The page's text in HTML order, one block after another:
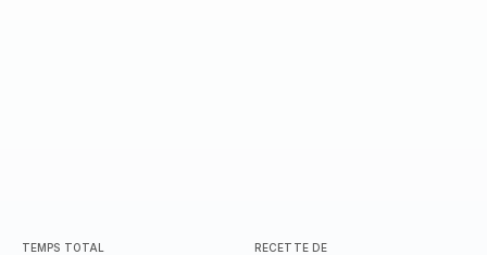
TEMPS TOTAL RECETTE DE